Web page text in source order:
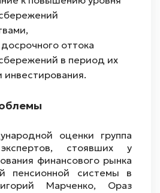
оттока
в период их
инвестирования.
оценки группа
экспертов, стоявших у
финансового рынка
пенсионной системы в
Марченко, Ораз